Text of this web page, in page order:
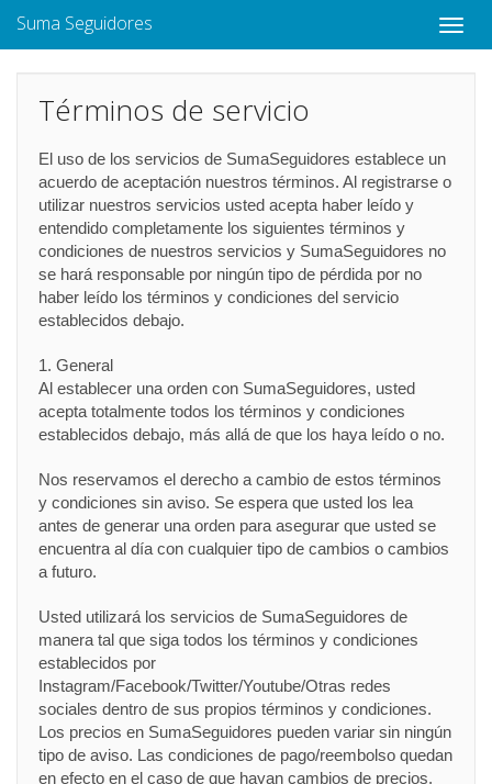
Toggle
Suma Seguidores
Términos de servicio
El uso de los servicios de SumaSeguidores establece un
acuerdo de aceptación nuestros términos. Al registrarse o
utilizar nuestros servicios usted acepta haber leído y
entendido completamente los siguientes términos y
condiciones de nuestros servicios y SumaSeguidores no
se hará responsable por ningún tipo de pérdida por no
haber leído los términos y condiciones del servicio
establecidos debajo.
1. General
Al establecer una orden con SumaSeguidores, usted
acepta totalmente todos los términos y condiciones
establecidos debajo, más allá de que los haya leído o no.
Nos reservamos el derecho a cambio de estos términos
y condiciones sin aviso. Se espera que usted los lea
antes de generar una orden para asegurar que usted se
encuentra al día con cualquier tipo de cambios o cambios
a futuro.
Usted utilizará los servicios de SumaSeguidores de
manera tal que siga todos los términos y condiciones
establecidos por
Instagram/Facebook/Twitter/Youtube/Otras redes
sociales dentro de sus propios términos y condiciones.
Los precios en SumaSeguidores pueden variar sin ningún
tipo de aviso. Las condiciones de pago/reembolso quedan
en efecto en el caso de que hayan cambios de precios.